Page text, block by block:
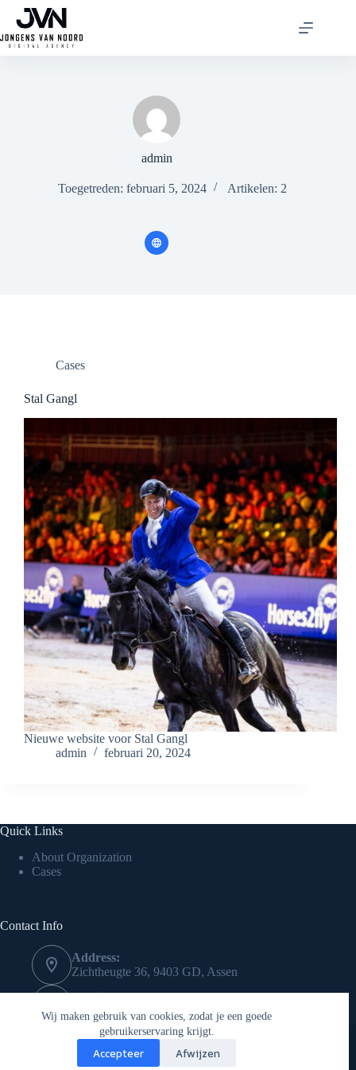
naar
de
inhoud
Wij maken gebruik van cookies, zodat je een goede
gebruikerservaring krijgt.
Accepteer Afwijzen
admin
Toegetreden: februari 5, 2024 Artikelen: 2
Cases
Stal Gangl
Nieuwe website voor Stal Gangl
admin
februari 20, 2024
Quick Links
About Organization
Cases
Contact Info
Address:
Zichtheugte 36, 9403 GD, Assen
Mobile:
0612841968
Copyright © 2026 - Jongens van Noord